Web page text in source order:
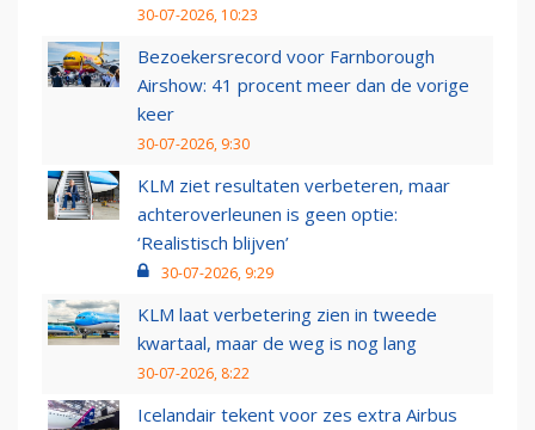
30-07-2026, 10:23
Bezoekersrecord voor Farnborough
Airshow: 41 procent meer dan de vorige
keer
30-07-2026, 9:30
KLM ziet resultaten verbeteren, maar
achteroverleunen is geen optie:
‘Realistisch blijven’
30-07-2026, 9:29
KLM laat verbetering zien in tweede
kwartaal, maar de weg is nog lang
30-07-2026, 8:22
Icelandair tekent voor zes extra Airbus